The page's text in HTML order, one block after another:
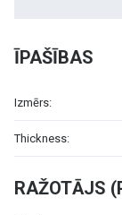
RAŽOTĀJS
ĪPAŠĪBAS
Izmērs:
Thickness: